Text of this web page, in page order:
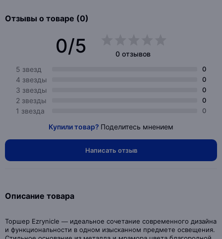
Отзывы о товаре (0)
0/5
0 отзывов
5 звезд
0
4 звезды 0
3 звезды 0
2 звезды 0
1 звезда 0
Купили товар? Поделитесь мнением
Написать отзыв
Описание товара
Торшер Ezrynicle — идеальное сочетание современного дизайна
и функциональности в одном изысканном предмете освещения.